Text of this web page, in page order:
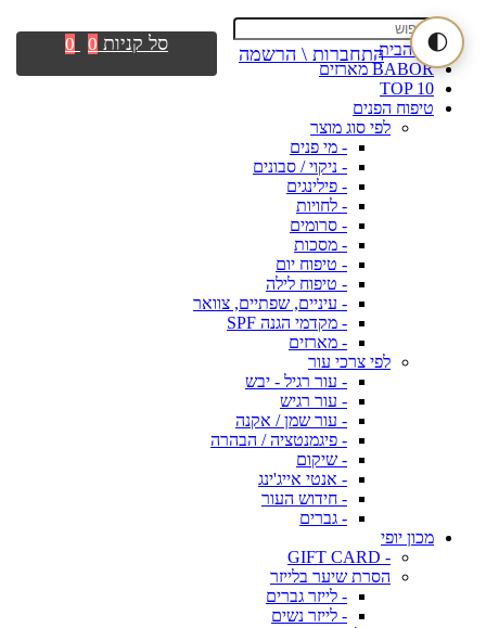
🌓דף הבית
BABOR מארזים
TOP 10
טיפוח הפנים
לפי סוג מוצר
- מי פנים
- ניקוי / סבונים
- פילינגים
- לחויות
- סרומים
- מסכות
- טיפוח יום
- טיפוח לילה
- עיניים, שפתיים, צוואר
- מקדמי הגנה SPF
- מארזים
לפי צרכי עור
- עור רגיל - יבש
- עור רגיש
- עור שמן / אקנה
- פיגמנטציה / הבהרה
- שיקום
- אנטי אייג'ינג
- חידוש העור
- גברים
מכון יופי
- GIFT CARD
הסרת שיער בלייזר
- לייזר גברים
- לייזר נשים
התחברות \ הרשמה סל קניות 0
0